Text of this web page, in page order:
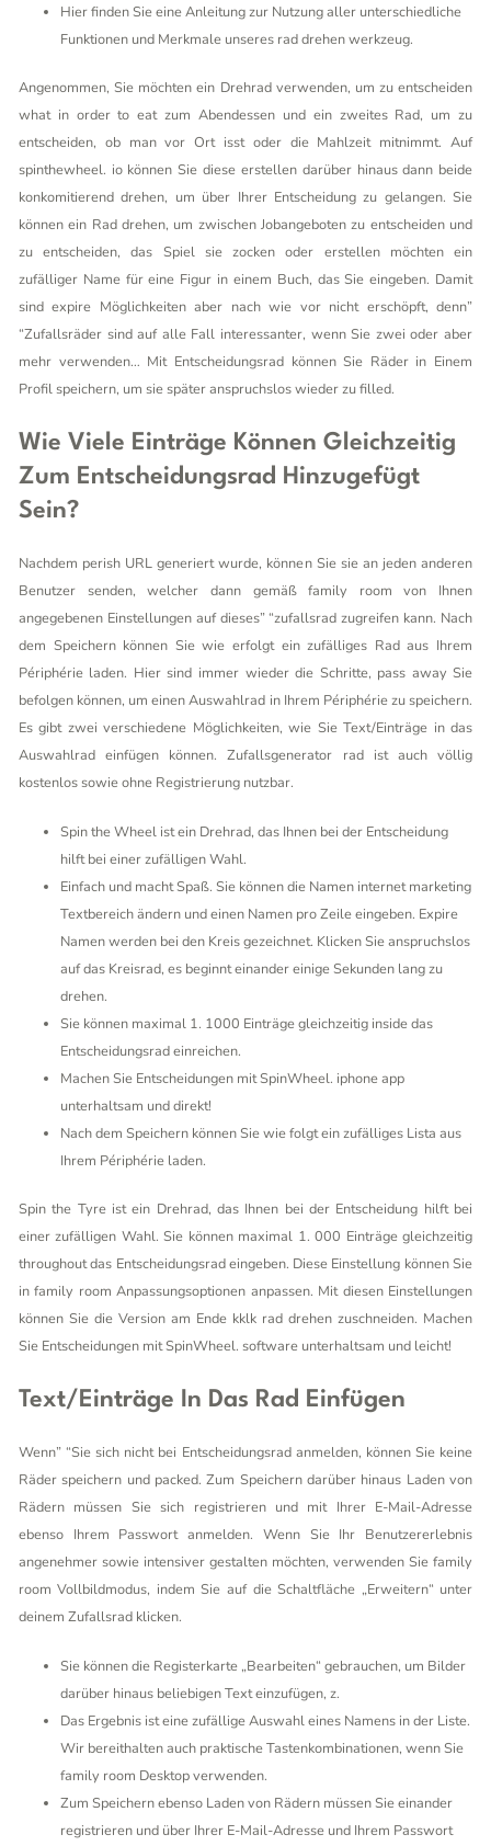
Hier finden Sie eine Anleitung zur Nutzung aller unterschiedliche
Funktionen und Merkmale unseres rad drehen werkzeug.
Angenommen, Sie möchten ein Drehrad verwenden, um zu entscheiden
what in order to eat zum Abendessen und ein zweites Rad, um zu
entscheiden, ob man vor Ort isst oder die Mahlzeit mitnimmt. Auf
spinthewheel. io können Sie diese erstellen darüber hinaus dann beide
konkomitierend drehen, um über Ihrer Entscheidung zu gelangen. Sie
können ein Rad drehen, um zwischen Jobangeboten zu entscheiden und
zu entscheiden, das Spiel sie zocken oder erstellen möchten ein
zufälliger Name für eine Figur in einem Buch, das Sie eingeben. Damit
sind expire Möglichkeiten aber nach wie vor nicht erschöpft, denn”
“Zufallsräder sind auf alle Fall interessanter, wenn Sie zwei oder aber
mehr verwenden… Mit Entscheidungsrad können Sie Räder in Einem
Profil speichern, um sie später anspruchslos wieder zu filled.
Wie Viele Einträge Können Gleichzeitig
Zum Entscheidungsrad Hinzugefügt
Sein?
Nachdem perish URL generiert wurde, können Sie sie an jeden anderen
Benutzer senden, welcher dann gemäß family room von Ihnen
angegebenen Einstellungen auf dieses” “zufallsrad zugreifen kann. Nach
dem Speichern können Sie wie erfolgt ein zufälliges Rad aus Ihrem
Périphérie laden. Hier sind immer wieder die Schritte, pass away Sie
befolgen können, um einen Auswahlrad in Ihrem Périphérie zu speichern.
Es gibt zwei verschiedene Möglichkeiten, wie Sie Text/Einträge in das
Auswahlrad einfügen können. Zufallsgenerator rad ist auch völlig
kostenlos sowie ohne Registrierung nutzbar.
Spin the Wheel ist ein Drehrad, das Ihnen bei der Entscheidung
hilft bei einer zufälligen Wahl.
Einfach und macht Spaß. Sie können die Namen internet marketing
Textbereich ändern und einen Namen pro Zeile eingeben. Expire
Namen werden bei den Kreis gezeichnet. Klicken Sie anspruchslos
auf das Kreisrad, es beginnt einander einige Sekunden lang zu
drehen.
Sie können maximal 1. 1000 Einträge gleichzeitig inside das
Entscheidungsrad einreichen.
Machen Sie Entscheidungen mit SpinWheel. iphone app
unterhaltsam und direkt!
Nach dem Speichern können Sie wie folgt ein zufälliges Lista aus
Ihrem Périphérie laden.
Spin the Tyre ist ein Drehrad, das Ihnen bei der Entscheidung hilft bei
einer zufälligen Wahl. Sie können maximal 1. 000 Einträge gleichzeitig
throughout das Entscheidungsrad eingeben. Diese Einstellung können Sie
in family room Anpassungsoptionen anpassen. Mit diesen Einstellungen
können Sie die Version am Ende kklk rad drehen zuschneiden. Machen
Sie Entscheidungen mit SpinWheel. software unterhaltsam und leicht!
Text/einträge In Das Rad Einfügen
Wenn” “Sie sich nicht bei Entscheidungsrad anmelden, können Sie keine
Räder speichern und packed. Zum Speichern darüber hinaus Laden von
Rädern müssen Sie sich registrieren und mit Ihrer E-Mail-Adresse
ebenso Ihrem Passwort anmelden. Wenn Sie Ihr Benutzererlebnis
angenehmer sowie intensiver gestalten möchten, verwenden Sie family
room Vollbildmodus, indem Sie auf die Schaltfläche „Erweitern“ unter
deinem Zufallsrad klicken.
Sie können die Registerkarte „Bearbeiten“ gebrauchen, um Bilder
darüber hinaus beliebigen Text einzufügen, z.
Das Ergebnis ist eine zufällige Auswahl eines Namens in der Liste.
Wir bereithalten auch praktische Tastenkombinationen, wenn Sie
family room Desktop verwenden.
Zum Speichern ebenso Laden von Rädern müssen Sie einander
registrieren und über Ihrer E-Mail-Adresse und Ihrem Passwort